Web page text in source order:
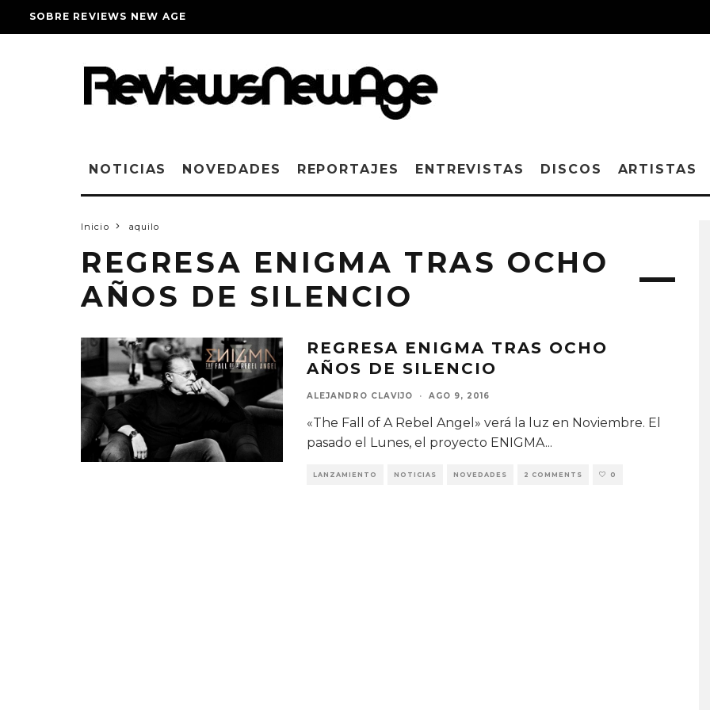
SOBRE REVIEWS NEW AGE
NOTICIAS NOVEDADES REPORTAJES ENTREVISTAS DISCOS ARTISTAS
Inicio aquilo
REGRESA ENIGMA TRAS OCHO
AÑOS DE SILENCIO
REGRESA ENIGMA TRAS OCHO
AÑOS DE SILENCIO
ALEJANDRO CLAVIJO · AGO 9, 2016
«The Fall of A Rebel Angel» verá la luz en Noviembre. El
pasado el Lunes, el proyecto ENIGMA...
LANZAMIENTO NOTICIAS NOVEDADES 2 COMMENTS 0